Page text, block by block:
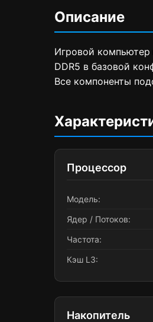
Описание
Игровой компьютер
DDR5 в базовой
Все компоненты
Процессор
Модель:
Ядер / Потоков:
Частота:
Кэш L3:
Накопитель